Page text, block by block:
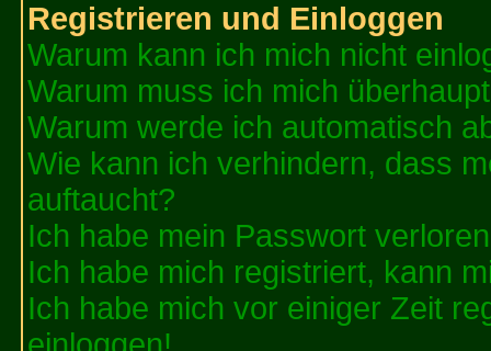
Registrieren und Einloggen
Warum kann ich mich nicht
Warum muss ich mich
Warum werde ich automatisch
Wie kann ich verhindern, dass
auftaucht?
Ich habe mein Passwort
Ich habe mich registriert, kann
Ich habe mich vor einiger Zeit